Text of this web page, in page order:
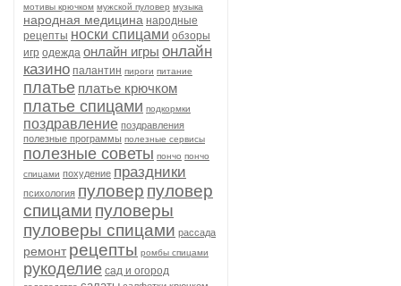
мотивы крючком мужской пуловер музыка
народная медицина народные
рецепты носки спицами обзоры
игр одежда онлайн игры онлайн
казино палантин пироги питание
платье платье крючком
платье спицами подкормки
поздравление поздравления
полезные программы полезные сервисы
полезные советы пончо пончо
спицами похудение праздники
психология пуловер пуловер
спицами пуловеры
пуловеры спицами рассада
ремонт рецепты ромбы спицами
рукоделие сад и огород